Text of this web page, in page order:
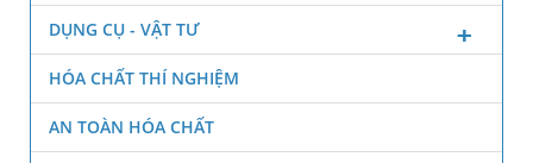
DỤNG CỤ - VẬT TƯ
HÓA CHẤT THÍ NGHIỆM
AN TOÀN HÓA CHẤT